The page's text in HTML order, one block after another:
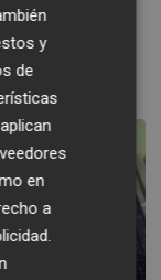
rebajar
y
de
en
a
.